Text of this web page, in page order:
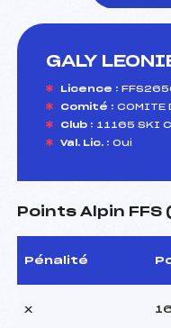
GALY
Licence :
Comité : COMITE
Club : 11165 SKI
Val. Lic. : Oui
Points Alpin FFS
Pénalité
x